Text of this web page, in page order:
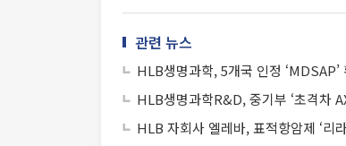
관련 뉴스
HLB생명과학, 5개국 인정
HLB생명과학R&D, 중기부 ‘초격차
HLB 자회사 엘레바, 표적항암제 ‘리